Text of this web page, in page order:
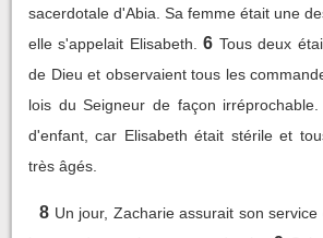
sacerdotale d'Abia. Sa femme était une
elle s'appelait Elisabeth.
6 Tous deux
de Dieu et observaient tous les
lois du Seigneur de façon irréprochable.
d'enfant, car Elisabeth était stérile et
très âgés.
8 Un jour, Zacharie assurait son